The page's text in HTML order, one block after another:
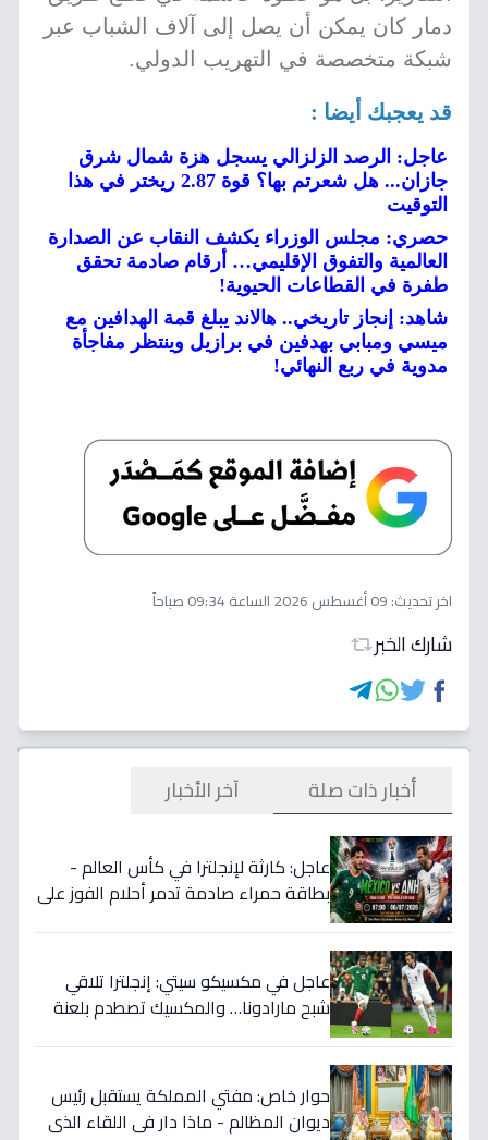
دمار كان يمكن أن يصل إلى آلاف الشباب عبر
شبكة متخصصة في التهريب الدولي.
قد يعجبك أيضا :
عاجل: الرصد الزلزالي يسجل هزة شمال شرق
جازان... هل شعرتم بها؟ قوة 2.87 ريختر في هذا
التوقيت
حصري: مجلس الوزراء يكشف النقاب عن الصدارة
العالمية والتفوق الإقليمي… أرقام صادمة تحقق
طفرة في القطاعات الحيوية!
شاهد: إنجاز تاريخي.. هالاند يبلغ قمة الهدافين مع
ميسي ومبابي بهدفين في برازيل وينتظر مفاجأة
مدوية في ربع النهائي!
اخر تحديث:09 أغسطس 2026 الساعة 09:34 صباحاً
شارك الخبر
أخبار ذات صلة آخر الأخبار
عاجل: كارثة لإنجلترا في كأس العالم -
بطاقة حمراء صادمة تدمر أحلام الفوز على
عاجل في مكسيكو سيتي: إنجلترا تلاقي
شبح مارادونا… والمكسيك تصطدم بلعنة
حوار خاص: مفتي المملكة يستقبل رئيس
ديوان المظالم - ماذا دار في اللقاء الذي